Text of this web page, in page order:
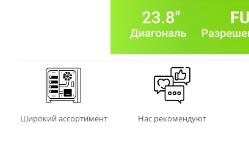
Широкий ассортимент Нас рекомендуют